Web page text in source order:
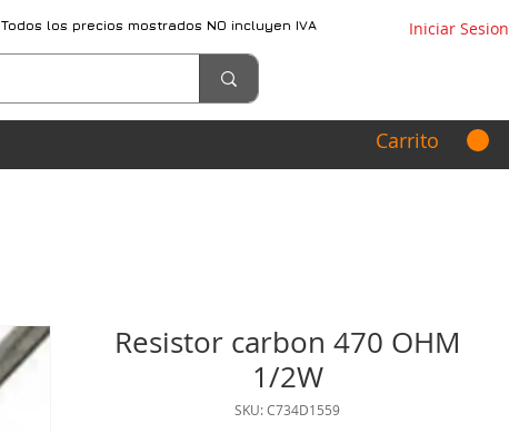
Todos los precios mostrados NO incluyen IVA Iniciar Sesion
Carrito
Resistor carbon 470 OHM
1/2W
SKU: C734D1559